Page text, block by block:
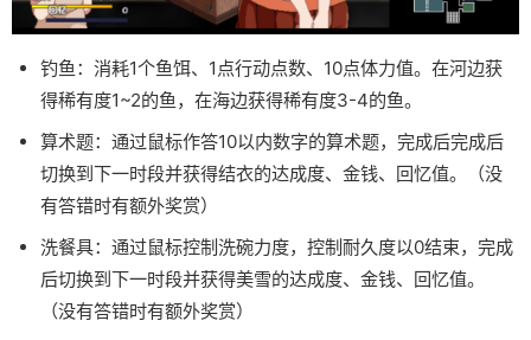
钓鱼：消耗1个鱼饵、1点行动点数、10点体力值。在河边获
得稀有度1~2的鱼，在海边获得稀有度3-4的鱼。
算术题：通过鼠标作答10以内数字的算术题，完成后完成后
切换到下一时段并获得结衣的达成度、金钱、回忆值。（没
有答错时有额外奖赏）
洗餐具：通过鼠标控制洗碗力度，控制耐久度以0结束，完成
后切换到下一时段并获得美雪的达成度、金钱、回忆值。
（没有答错时有额外奖赏）